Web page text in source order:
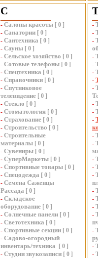
С
- Салоны красоты [ 0 ]
- Санатории [ 0 ]
- Сантехника [ 0 ]
- Сауны [ 0 ]
- Сельское хозяйство [ 0 ]
- Сотовые телефоны [ 0 ]
- Спецтехника [ 0 ]
- Справочники [ 0 ]
- Спутниковое
телевидение [ 0 ]
- Стекло [ 0 ]
- Стоматология [ 0 ]
- Страхование [ 0 ]
- Строительство [ 0 ]
- Строительные
материалы [ 0 ]
- Сувениры [ 0 ]
- СуперМаркеты [ 0 ]
- Спортивные товары [ 0 ]
- Спецодежда [ 0 ]
- Семена Саженцы
Рассада [ 0 ]
- Складское
оборудование [ 0 ]
- Солнечные панели [ 0 ]
- Светотехника [ 0 ]
- Спортивные секции [ 0 ]
- Садово-огородный
инвентарь/техника
[ 0 ]
- Студии звукозаписи [ 0 ]
-
-
-
-
-
-
-
-
-
-
-
-
-
-
-
-
-
-
-
-
-
-
-